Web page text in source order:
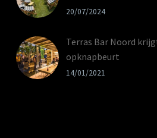
20/07/2024
Terras Bar Noord
opknapbeurt
14/01/2021